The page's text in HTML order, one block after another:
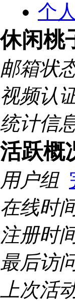
个
休闲桃
邮箱状
视频认
统计信
活跃概
用户组
在线时
注册时
最后访
上次活